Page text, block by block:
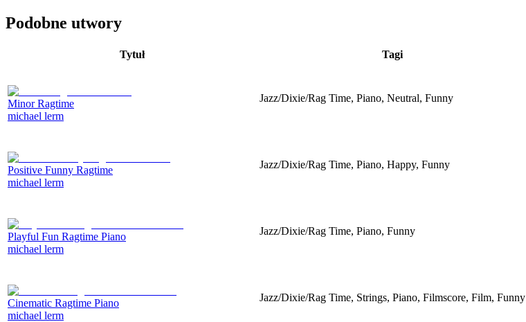
Podobne utwory
Tytuł Tagi
Minor Ragtime
michael lerm
Jazz/Dixie/Rag Time, Piano, Neutral, Funny
Positive Funny Ragtime
michael lerm
Jazz/Dixie/Rag Time, Piano, Happy, Funny
Playful Fun Ragtime Piano
michael lerm
Jazz/Dixie/Rag Time, Piano, Funny
Cinematic Ragtime Piano
michael lerm
Jazz/Dixie/Rag Time, Strings, Piano, Filmscore, Film, Funny